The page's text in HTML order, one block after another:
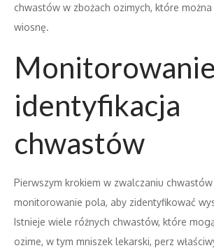
chwastów w zbożach ozimych, które
wiosnę.
identyfikacja
chwastów
Pierwszym krokiem w zwalczaniu
monitorowanie pola, aby zidentyfikować
Istnieje wiele różnych chwastów, które
ozime, w tym mniszek lekarski, perz